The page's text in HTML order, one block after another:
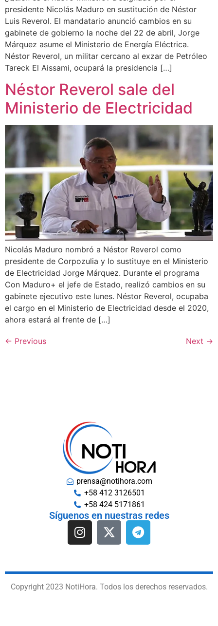
presidente Nicolás Maduro en sustitución de Néstor
Luis Reverol. El mandatario anunció cambios en su
gabinete de gobierno la noche del 22 de abril, Jorge
Márquez asume el Ministerio de Energía Eléctrica.
Néstor Reverol, un militar cercano al exzar de Petróleo
Tareck El Aissami, ocupará la presidencia […]
Néstor Reverol sale del
Ministerio de Electricidad
Nicolás Maduro nombró a Néstor Reverol como
presidente de Corpozulia y lo sustituye en el Ministerio
de Electricidad Jorge Márquez. Durante el programa
Con Maduro+ el jefe de Estado, realizó cambios en su
gabinete ejecutivo este lunes. Néstor Reverol, ocupaba
el cargo en el Ministerio de Electricidad desde el 2020,
ahora estará al frente de […]
← Previous Next →
prensa@notihora.com
+58 412 3126501
+58 424 5171861
Síguenos en nuestras redes
Copyright 2023 NotiHora. Todos los derechos reservados.